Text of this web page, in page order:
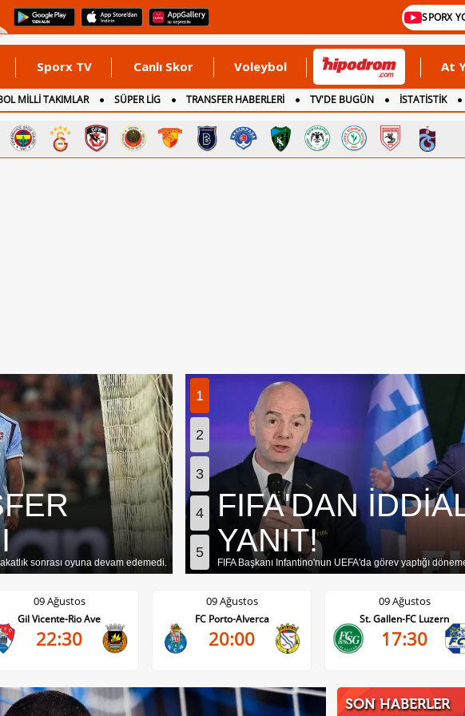
SPORX
Sporx TV Canlı Skor Voleybol At
MİLLİ TAKIMLAR SÜPER LİG TRANSFER HABERLERİ TV'DE BUGÜN İSTATİSTİK
sonrası oyuna devam edemedi.
1
2
3
4
5
FIFA'DAN
YANIT!
FIFA Başkanı Infantino'nun UEFA'da görev yaptığı
09 Ağustos
Gil Vicente-Rio Ave
22:30
09 Ağustos
FC Porto-Alverca
20:00
09 Ağustos
St. Gallen-FC Luzern
17:30
SON HABERLER